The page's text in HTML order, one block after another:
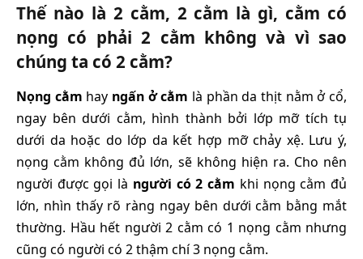
Thế nào là 2 cằm, 2 cằm là gì, cằm có
nọng có phải 2 cằm không và vì sao
chúng ta có 2 cằm?
Nọng cằm hay ngấn ở cằm là phần da thịt nằm ở cổ,
ngay bên dưới cằm, hình thành bởi lớp mỡ tích tụ
dưới da hoặc do lớp da kết hợp mỡ chảy xệ. Lưu ý,
nọng cằm không đủ lớn, sẽ không hiện ra. Cho nên
người được gọi là người có 2 cằm khi nọng cằm đủ
lớn, nhìn thấy rõ ràng ngay bên dưới cằm bằng mắt
thường. Hầu hết người 2 cằm có 1 nọng cằm nhưng
cũng có người có 2 thậm chí 3 nọng cằm.